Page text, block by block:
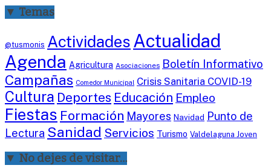
▼ Temas
@tusmonis ActividadesActualidad
Agenda Agricultura Asociaciones Boletín Informativo
Campañas Comedor Municipal Crisis Sanitaria COVID-19
Cultura Deportes Educación Empleo
Fiestas Formación Mayores Navidad Punto de
Lectura Sanidad Servicios Turismo Valdelaguna Joven
▼ No dejes de visitar…